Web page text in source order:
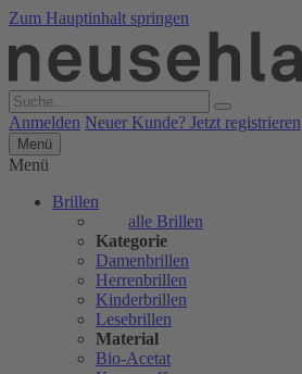
Zum Hauptinhalt springen
Anmelden Neuer Kunde? Jetzt registrieren
Menü
Menü
Brillen
alle Brillen
Kategorie
Damenbrillen
Herrenbrillen
Kinderbrillen
Lesebrillen
Material
Bio-Acetat